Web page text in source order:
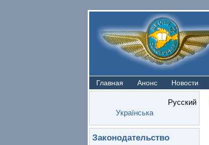
Главная Анонс Новости
Русский
Українська
Законодательство